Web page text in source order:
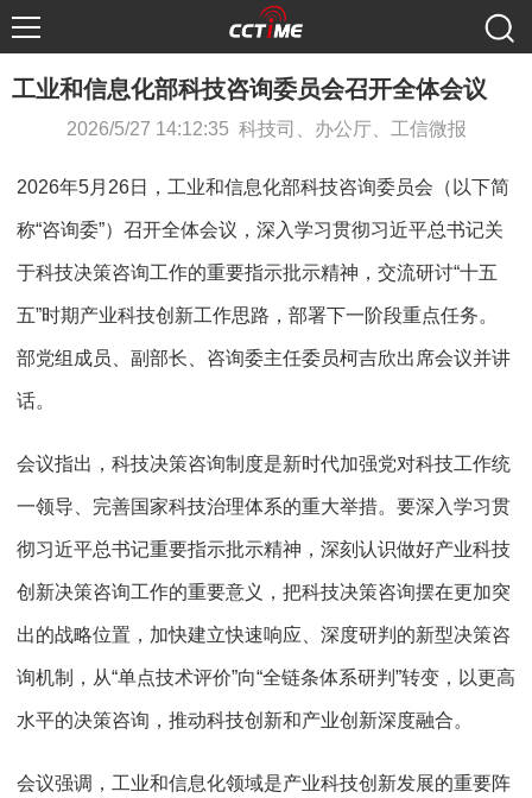
工业和信息化部科技咨询委员会召开全体会议
2026/5/27 14:12:35 科技司、办公厅、工信微报
2026年5月26日，工业和信息化部科技咨询委员会（以下简
称“咨询委”）召开全体会议，深入学习贯彻习近平总书记关
于科技决策咨询工作的重要指示批示精神，交流研讨“十五
五”时期产业科技创新工作思路，部署下一阶段重点任务。
部党组成员、副部长、咨询委主任委员柯吉欣出席会议并讲
话。
会议指出，科技决策咨询制度是新时代加强党对科技工作统
一领导、完善国家科技治理体系的重大举措。要深入学习贯
彻习近平总书记重要指示批示精神，深刻认识做好产业科技
创新决策咨询工作的重要意义，把科技决策咨询摆在更加突
出的战略位置，加快建立快速响应、深度研判的新型决策咨
询机制，从“单点技术评价”向“全链条体系研判”转变，以更高
水平的决策咨询，推动科技创新和产业创新深度融合。
会议强调，工业和信息化领域是产业科技创新发展的重要阵